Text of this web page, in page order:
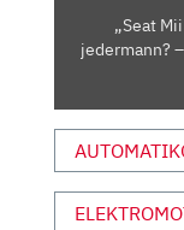
JEDERMANN?
AUTO
MOTOR
UND
SPORT“
„Seat
jedermann?